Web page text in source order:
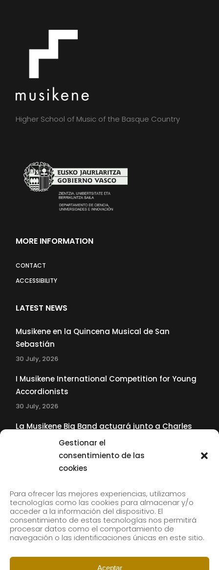
Gestionar el
consentimiento de las
cookies
Para ofrecer las mejores experiencias, utilizamos
tecnologías como las cookies para almacenar y/o
acceder a la información del dispositivo. El
consentimiento de estas tecnologías nos permitirá
procesar datos como el comportamiento de
navegación o las identificaciones únicas en este sitio.
Aceptar
Higher School of Music of the Basque Country
MORE INFORMATION
CONTACT
ACCESSIBILITY
LATEST NEWS
Musikene en la Quincena Musical de San
Sebastián
30 July, 2026
I Musikene International Competition for Young
Accordionists
30 July, 2026
La Musikene Big Band actuará junto a Charles
Tolliver en el 61 Jazzaldia
Subscribe to our newsletter to receive our news by
email.